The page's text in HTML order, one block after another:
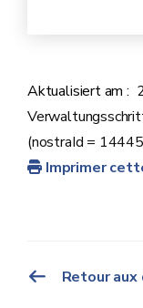
Aktualisiert am :
(nostraId =
Imprimer
Retour aux